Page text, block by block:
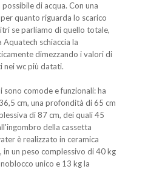
di acqua. Con una
quanto riguarda lo scarico
se parliamo di quello totale,
Aquatech schiaccia la
dimezzando i valori di
nei wc più datati.
sono comode e funzionali: ha
cm, una profondità di 65 cm
di 87 cm, dei quali 45
della cassetta
è realizzato in ceramica
in un peso complessivo di 40 kg
unico e 13 kg la